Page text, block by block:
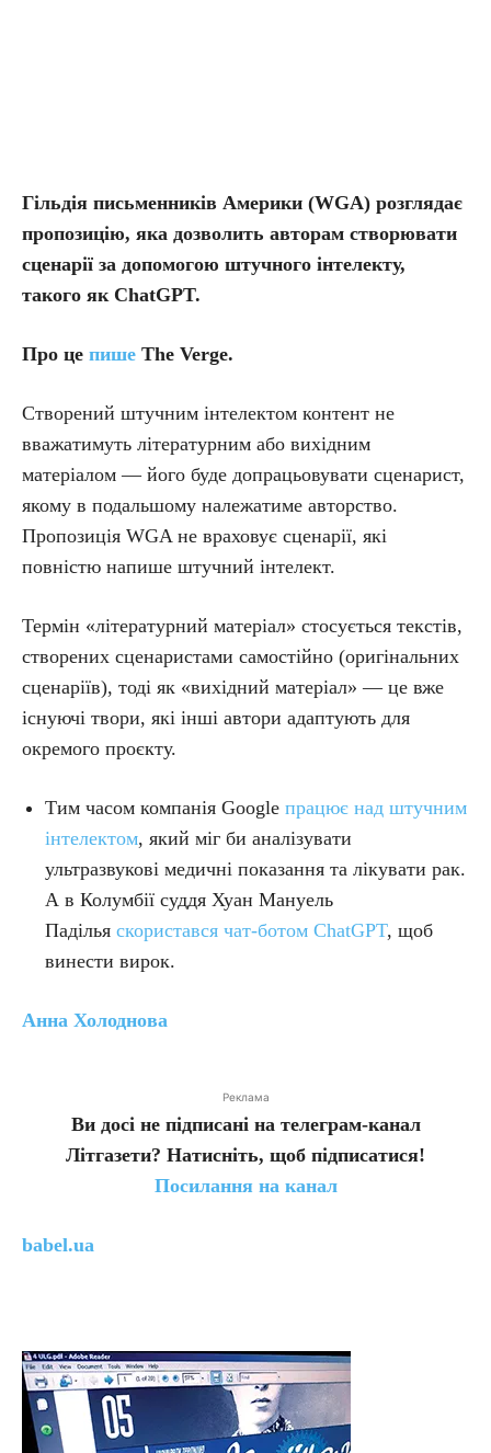
Гільдія письменників Америки (WGA) розглядає
пропозицію, яка дозволить авторам створювати
сценарії за допомогою штучного інтелекту,
такого як ChatGPT.
Про це пише The Verge.
Створений штучним інтелектом контент не
вважатимуть літературним або вихідним
матеріалом — його буде допрацьовувати сценарист,
якому в подальшому належатиме авторство.
Пропозиція WGA не враховує сценарії, які
повністю напише штучний інтелект.
Термін «літературний матеріал» стосується текстів,
створених сценаристами самостійно (оригінальних
сценаріїв), тоді як «вихідний матеріал» — це вже
існуючі твори, які інші автори адаптують для
окремого проєкту.
Тим часом компанія Google працює над штучним
інтелектом, який міг би аналізувати
ультразвукові медичні показання та лікувати рак.
А в Колумбії суддя Хуан Мануель
Паділья скористався чат-ботом ChatGPT, щоб
винести вирок.
Анна Холоднова
Реклама
Ви досі не підписані на телеграм-канал
Літгазети? Натисніть, щоб підписатися!
Посилання на канал
babel.ua